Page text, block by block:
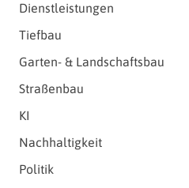
Dienstleistungen
Tiefbau
Garten- & Landschaftsbau
Straßenbau
KI
Nachhaltigkeit
Politik